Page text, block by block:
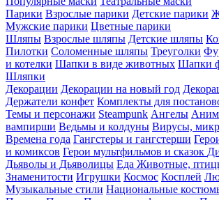
Парики Взрослые парики Детские парики
Мужские парики Цветные парики
Шляпы Взрослые шляпы Детские шляпы
Пилотки Соломенные шляпы Треуголки
и котелки Шапки в виде животных Шапки
Шляпки
Декорации Декорации на новый год
Держатели конфет Комплекты для
Темы и персонажи Steampunk Ангелы
вампирши Ведьмы и колдуны Вирусы,
Времена года Гангстеры и гангстерши
и комиксов Герои мультфильмов и сказок
Дьяволы и Дьяволицы Еда Животные,
Знаменитости Игрушки Космос Косплей
Музыкальные стили Национальные